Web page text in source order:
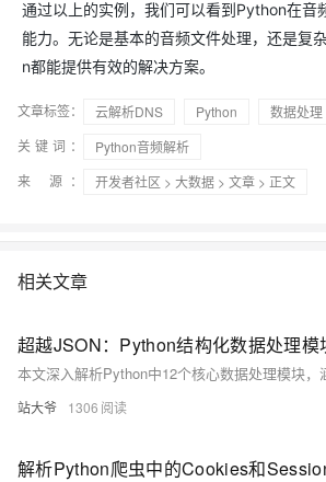
通过以上的实例，我们可以看到Python在音
能力。无论是基本的音频文件处理，还是复
n都能提供有效的解决方案。
文章标签： 云解析DNS Python
数据处理
关键词：
Python音频解析
来 源：
开发者社区 > 大数据 > 文章 > 正文
相关文章
超越JSON：Python结构化数据处理模
站大爷 1306
解析Python爬虫中的Cookies和